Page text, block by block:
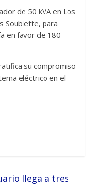
de 50 kVA en Los
Soublette, para
en favor de 180
su compromiso
eléctrico en el
llega a tres